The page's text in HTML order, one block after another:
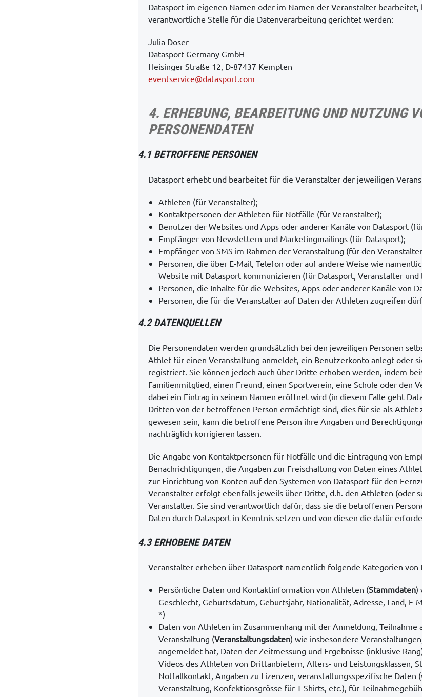
Datasport im eigenen Namen oder im Namen der Veranstalter bearbeitet,
verantwortliche Stelle für die Datenverarbeitung gerichtet werden:
Julia Doser
Datasport Germany GmbH
Heisinger Straße 12, D-87437 Kempten
eventservice@datasport.com
4. ERHEBUNG, BEARBEITUNG UND NUTZUNG
PERSONENDATEN
4.1 BETROFFENE PERSONEN
Datasport erhebt und bearbeitet für die Veranstalter der jeweiligen
Athleten (für Veranstalter);
Kontaktpersonen der Athleten für Notfälle (für Veranstalter);
Benutzer der Websites und Apps oder anderer Kanäle von Datasport
Empfänger von Newslettern und Marketingmailings (für Datasport);
Empfänger von SMS im Rahmen der Veranstaltung (für den
Personen, die über E-Mail, Telefon oder auf andere Weise wie
Website mit Datasport kommunizieren (für Datasport, Veranstalter
Personen, die Inhalte für die Websites, Apps oder anderer Kanäle von
Personen, die für die Veranstalter auf Daten der Athleten zugreifen
4.2 DATENQUELLEN
Die Personendaten werden grundsätzlich bei den jeweiligen Personen
Athlet für einen Veranstaltung anmeldet, ein Benutzerkonto anlegt oder
registriert. Sie können jedoch auch über Dritte erhoben werden, indem
Familienmitglied, einen Freund, einen Sportverein, eine Schule oder den
dabei ein Eintrag in seinem Namen eröffnet wird (in diesem Falle geht
Dritten von der betroffenen Person ermächtigt sind, dies für sie als Athlet
gewesen sein, kann die betroffene Person ihre Angaben und
nachträglich korrigieren lassen.
Die Angabe von Kontaktpersonen für Notfälle und die Eintragung von
Benachrichtigungen, die Angaben zur Freischaltung von Daten eines
zur Einrichtung von Konten auf den Systemen von Datasport für den
Veranstalter erfolgt ebenfalls jeweils über Dritte, d.h. den Athleten (oder
Veranstalter. Sie sind verantwortlich dafür, dass sie die betroffenen
Daten durch Datasport in Kenntnis setzen und von diesen die dafür
4.3 ERHOBENE DATEN
Veranstalter erheben über Datasport namentlich folgende Kategorien von
Persönliche Daten und Kontaktinformation von Athleten (Stammdaten)
Geschlecht, Geburtsdatum, Geburtsjahr, Nationalität, Adresse, Land,
*)
Daten von Athleten im Zusammenhang mit der Anmeldung,
Veranstaltung (Veranstaltungsdaten) wie insbesondere
angemeldet hat, Daten der Zeitmessung und Ergebnisse (inklusive
Videos des Athleten von Drittanbietern, Alters- und Leistungsklassen,
Notfallkontakt, Angaben zu Lizenzen, veranstaltungsspezifische Daten
Veranstaltung, Konfektionsgrösse für T-Shirts, etc.), für